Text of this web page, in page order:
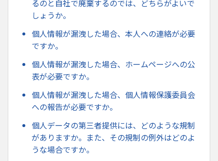
るのと自社で廃棄するのでは、どちらがよいで
しょうか。
個人情報が漏洩した場合、本人への連絡が必要
ですか。
個人情報が漏洩した場合、ホームページへの公
表が必要ですか。
個人情報が漏洩した場合、個人情報保護委員会
への報告が必要ですか。
個人データの第三者提供には、どのような規制
がありますか。また、その規制の例外はどのよ
うな場合ですか。